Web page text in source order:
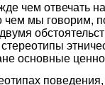
чем отвечать
чем мы говорим,
основные